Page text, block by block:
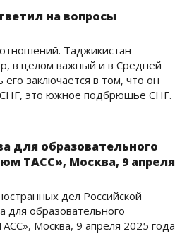
на вопросы
Таджикистан –
в целом важный и в Средней
заключается в том, что он
СНГ, это южное подбрюшье СНГ.
для образовательного
ТАСС», Москва, 9 апреля
дел Российской
образовательного
Москва, 9 апреля 2025 года